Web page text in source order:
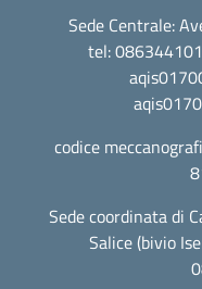
Sede Centrale:
tel:
codice
Sede coordinata di
Salice (bivio